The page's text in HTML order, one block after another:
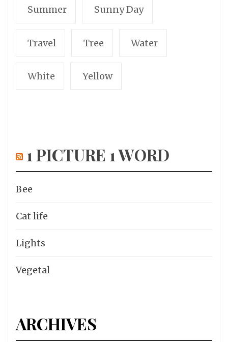
Summer Sunny Day
Travel Tree Water
White Yellow
1 PICTURE 1 WORD
Bee
Cat life
Lights
Vegetal
ARCHIVES